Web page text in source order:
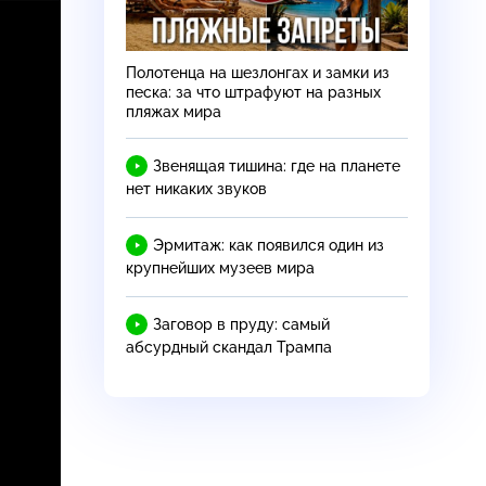
Полотенца на шезлонгах и замки из
песка: за что штрафуют на разных
пляжах мира
Звенящая тишина: где на планете
нет никаких звуков
Эрмитаж: как появился один из
крупнейших музеев мира
Заговор в пруду: самый
абсурдный скандал Трампа